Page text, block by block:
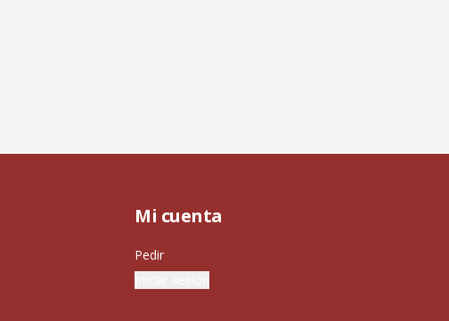
Mi cuenta
Pedir